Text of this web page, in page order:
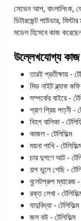
সেভেন আপ, বাংলালিংক,
ডিটারজেন্ট পাউডার,
মডেল হিসেবে কাজ
উল্লেখযোগ্য কাজ
তারই প্রতীক্ষায় -
মিড নাইট ব্ল্যাক
সম্পর্কের বাইরে -
প্রাণ প্রিয় পত্নী -
বিহগ বালিকা -
কাজল - টেলিফিল্ম
ময়না পাখি - টেলিফিল্ম
চার দুগণে আট -
গল্প ভুলে গেছি -
বুলেটপ্রুপ ম্যারেজ -
রক্ত লেখা -
যাদুবিদ্যা - টেলিফিল্ম
জল বউ - টেলিফিল্ম